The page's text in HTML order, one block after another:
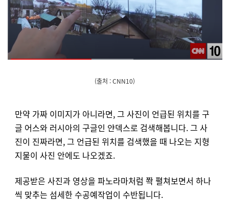
(출처 : CNN10)
만약 가짜 이미지가 아니라면, 그 사진이 언급된 위치를 구
글 어스와 러시아의 구글인 얀덱스로 검색해봅니다. 그 사
진이 진짜라면, 그 언급된 위치를 검색했을 때 나오는 지형
지물이 사진 안에도 나오겠죠.
제공받은 사진과 영상을 파노라마처럼 쫙 펼쳐보면서 하나
씩 맞추는 섬세한 수공예작업이 수반됩니다.